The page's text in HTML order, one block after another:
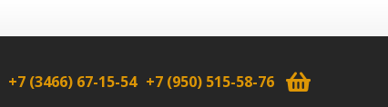
+7 (3466) 67-15-54 +7 (950) 515-58-76